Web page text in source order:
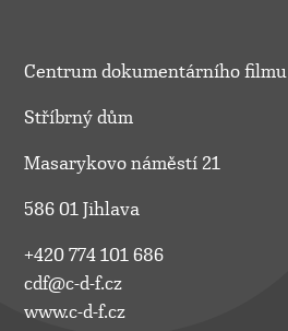
Centrum dokumentárního filmu
Stříbrný dům
Masarykovo náměstí 21
586 01 Jihlava
+420 774 101 686
cdf@c-d-f.cz
www.c-d-f.cz